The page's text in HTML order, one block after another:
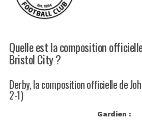
Quelle est la composition
Bristol City ?
Derby, la composition officielle de
2-1)
Gardien :